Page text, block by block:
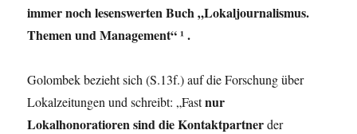
immer noch lesenswerten Buch „Lokaljournalismus.
Themen und Management“ ¹ .
Golombek bezieht sich (S.13f.) auf die Forschung über
Lokalzeitungen und schreibt: „Fastnur
Lokalhonoratioren sind die Kontaktpartnerder